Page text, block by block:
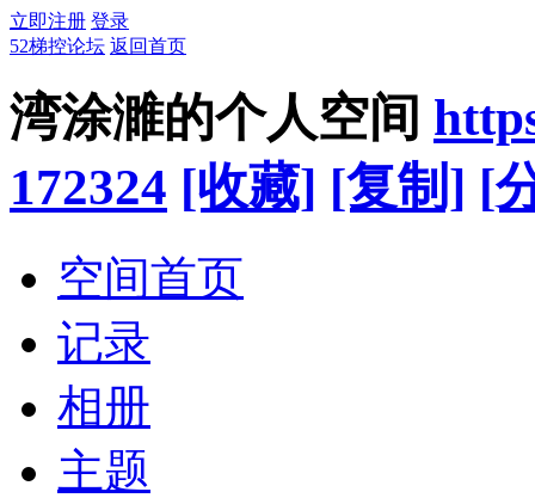
立即注册 登录
52梯控论坛 返回首页
湾涂濉的个人空间
172324 [收藏] [复制] [
空间首页
记录
相册
主题